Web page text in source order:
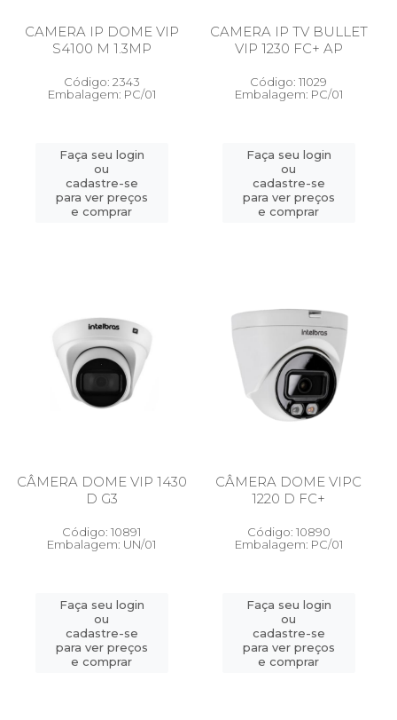
CAMERA IP DOME VIP
S4100 M 1.3MP
Código: 2343
Embalagem: PC/01
Faça seu login
ou
cadastre-se
para ver preços
e comprar
CAMERA IP TV BULLET
VIP 1230 FC+ AP
Código: 11029
Embalagem: PC/01
Faça seu login
ou
cadastre-se
para ver preços
e comprar
CÂMERA DOME VIP 1430
D G3
Código: 10891
Embalagem: UN/01
Faça seu login
ou
cadastre-se
para ver preços
e comprar
CÂMERA DOME VIPC
1220 D FC+
Código: 10890
Embalagem: PC/01
Faça seu login
ou
cadastre-se
para ver preços
e comprar